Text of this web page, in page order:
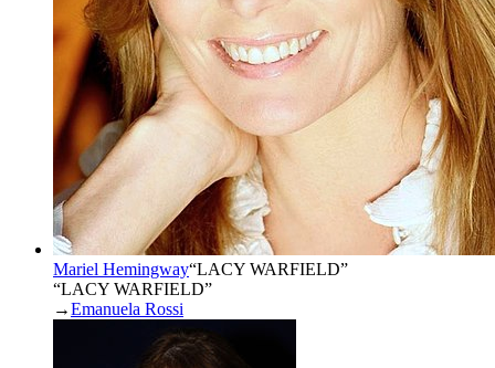
Mariel Hemingway“LACY WARFIELD”
“LACY WARFIELD”
→Emanuela Rossi